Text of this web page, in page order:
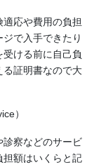
応や費用の負担
で入手できたり
ける前に自己負
る証明書なので大
）
診察などのサービ
担額はいくらと記